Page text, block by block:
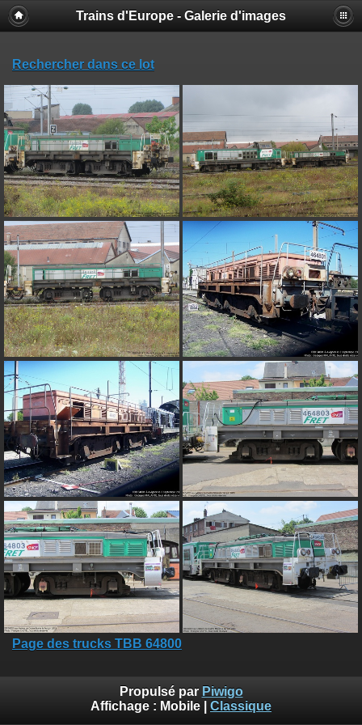
Trains d'Europe - Galerie d'images
Rechercher dans ce lot
Page des trucks TBB 64800
Propulsé par Piwigo
Affichage : Mobile Classique